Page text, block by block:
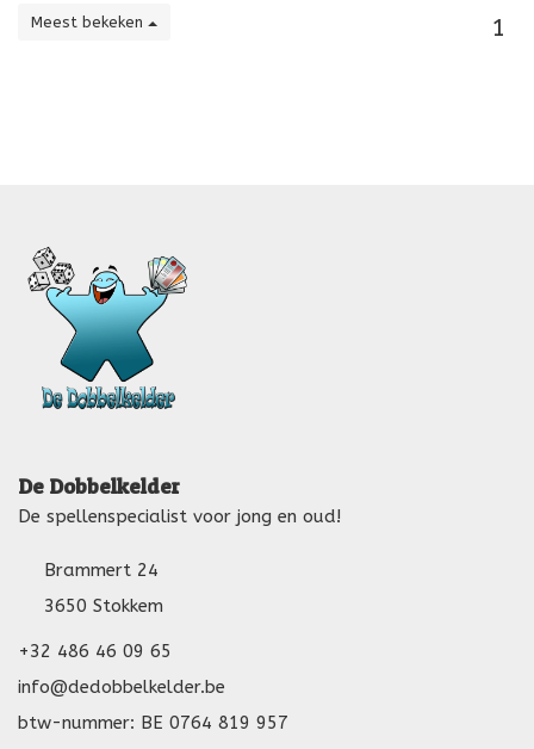
Meest bekeken 1
De Dobbelkelder
De spellenspecialist voor jong en oud!
Brammert 24
3650 Stokkem
+32 486 46 09 65
info@dedobbelkelder.be
btw-nummer: BE 0764 819 957